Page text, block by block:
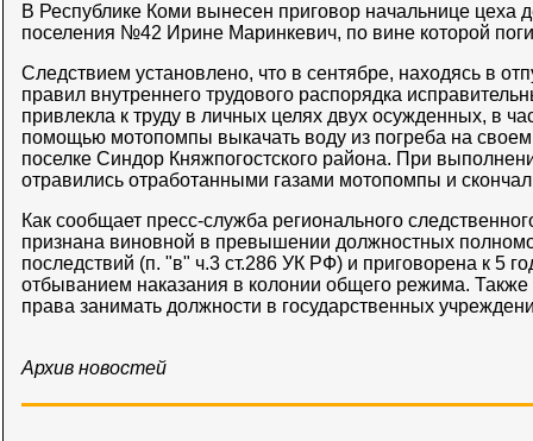
В Республике Коми вынесен приговор начальнице цеха
поселения №42 Ирине Маринкевич, по вине которой
Следствием установлено, что в сентябре, находясь в
правил внутреннего трудового распорядка
привлекла к труду в личных целях двух осужденных, в
помощью мотопомпы выкачать воду из погреба на
поселке Синдор Княжпогостского района. При
отравились отработанными газами мотопомпы и
Как сообщает пресс-служба регионального
признана виновной в превышении должностных
последствий (п. "в" ч.3 ст.286 УК РФ) и приговорена к 5
отбыванием наказания в колонии общего режима.
права занимать должности в государственных
Архив новостей